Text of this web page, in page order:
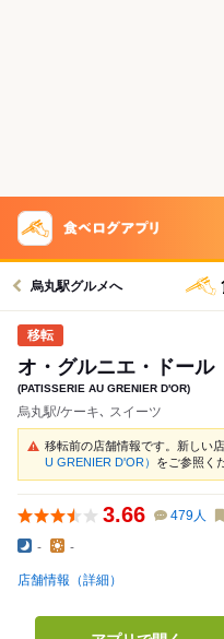
烏丸駅グルメへ
オ・グルニエ・ドール
(PATISSERIE AU GRENIER D'OR)
烏丸駅/ケーキ､ スイーツ
移転前の店舗情報です。新しい
U GRENIER D'OR） をご参照く
3.66 479人
- -
店舗情報（詳細）